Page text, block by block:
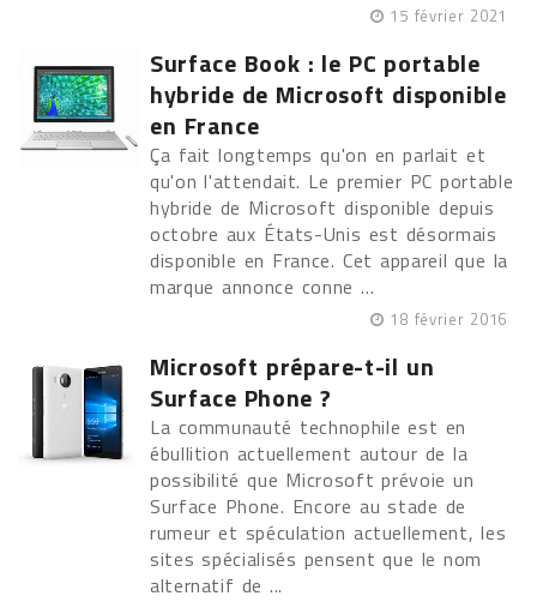
15 février 2021
Surface Book : le PC portable
hybride de Microsoft disponible
en France
Ça fait longtemps qu'on en parlait et
qu'on l'attendait. Le premier PC portable
hybride de Microsoft disponible depuis
octobre aux États-Unis est désormais
disponible en France. Cet appareil que la
marque annonce conne ...
18 février 2016
Microsoft prépare-t-il un
Surface Phone ?
La communauté technophile est en
ébullition actuellement autour de la
possibilité que Microsoft prévoie un
Surface Phone. Encore au stade de
rumeur et spéculation actuellement, les
sites spécialisés pensent que le nom
alternatif de ...